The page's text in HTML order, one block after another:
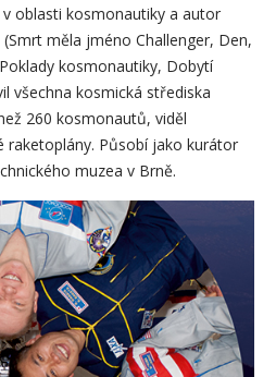
v oblasti kosmonautiky a autor
měla jméno Challenger, Den,
kosmonautiky, Dobytí
všechna kosmická střediska
260 kosmonautů, viděl
raketoplány. Působí jako kurátor
muzea v Brně.